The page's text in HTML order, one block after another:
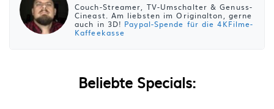
Couch-Streamer, TV-Umschalter & Genuss-
Cineast. Am liebsten im Originalton, gerne
auch in 3D! Paypal-Spende für die 4KFilme-
Kaffeekasse
Beliebte Specials: